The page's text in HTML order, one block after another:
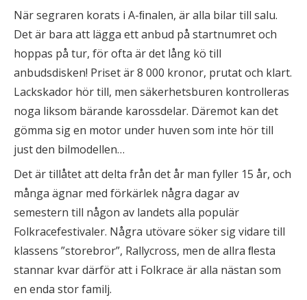
När segraren korats i A-ﬁnalen, är alla bilar till salu.
Det är bara att lägga ett anbud på startnumret och
hoppas på tur, för ofta är det lång kö till
anbudsdisken! Priset är 8 000 kronor, prutat och klart.
Lackskador hör till, men säkerhetsburen kontrolleras
noga liksom bärande karossdelar. Däremot kan det
gömma sig en motor under huven som inte hör till
just den bilmodellen…
Det är tillåtet att delta från det år man fyller 15 år, och
många ägnar med förkärlek några dagar av
semestern till någon av landets alla populär
Folkracefestivaler. Några utövare söker sig vidare till
klassens ”storebror”, Rallycross, men de allra ﬂesta
stannar kvar därför att i Folkrace är alla nästan som
en enda stor familj.